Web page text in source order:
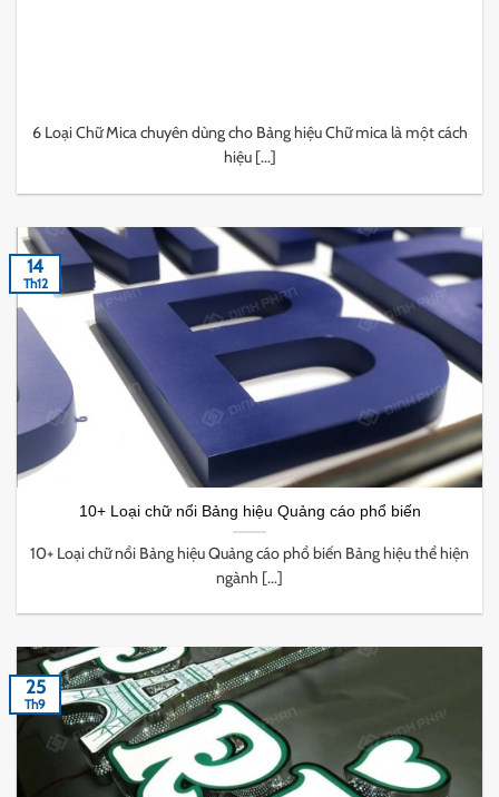
6 Loại Chữ Mica chuyên dùng cho Bảng hiệu Chữ mica là một cách
hiệu [...]
10+ Loại chữ nổi Bảng hiệu Quảng cáo phổ biến
10+ Loại chữ nổi Bảng hiệu Quảng cáo phổ biến Bảng hiệu thể hiện
ngành [...]
14
Th12
25
Th9